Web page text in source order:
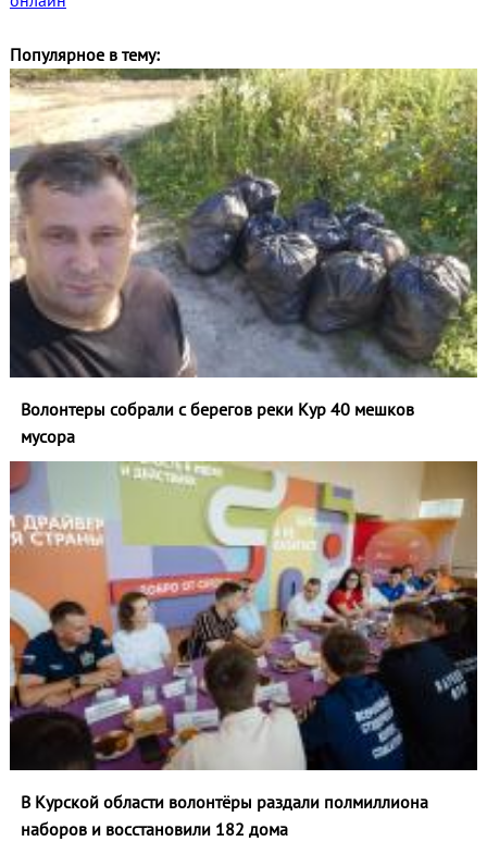
Популярное в тему:
Волонтеры собрали с берегов реки Кур 40 мешков
мусора
В Курской области волонтёры раздали полмиллиона
наборов и восстановили 182 дома